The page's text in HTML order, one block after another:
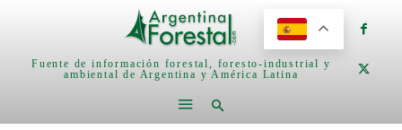
Fuente de información forestal, foresto-industrial y
ambiental de Argentina y América Latina